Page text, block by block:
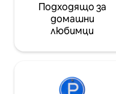
Подходящо за
домашни
любимци